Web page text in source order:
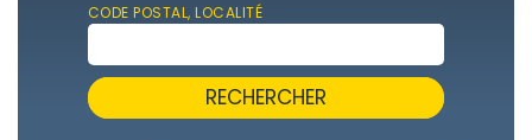
CODE POSTAL, LOCALITÉ
RECHERCHER